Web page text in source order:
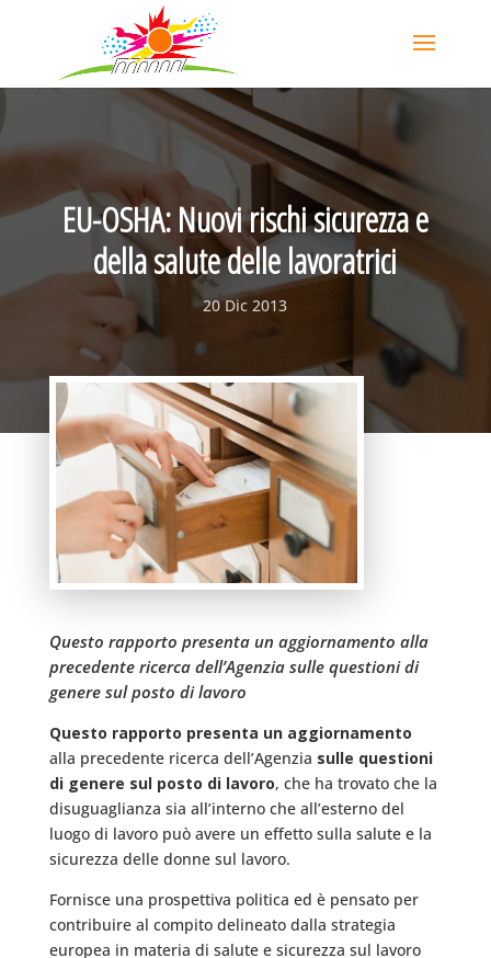
EU-OSHA: Nuovi rischi sicurezza e
della salute delle lavoratrici
20 Dic 2013
Questo rapporto presenta un aggiornamento alla
precedente ricerca dell’Agenzia sulle questioni di
genere sul posto di lavoro
Questo rapporto presenta un aggiornamento
alla precedente ricerca dell’Agenzia sulle questioni
di genere sul posto di lavoro, che ha trovato che la
disuguaglianza sia all’interno che all’esterno del
luogo di lavoro può avere un effetto sulla salute e la
sicurezza delle donne sul lavoro.
Fornisce una prospettiva politica ed è pensato per
contribuire al compito delineato dalla strategia
europea in materia di salute e sicurezza sul lavoro